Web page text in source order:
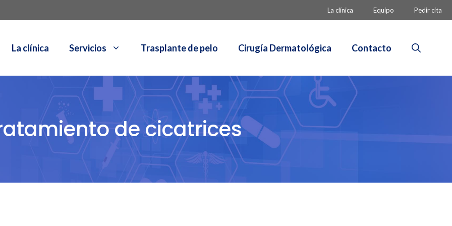
La clínica Equipo Pedir cita
La clínica Servicios Trasplante de pelo Cirugía Dermatológica Contacto
de cicatrices